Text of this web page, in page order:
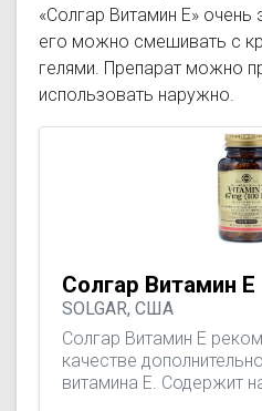
«Солгар Витамин Е» очень
его можно смешивать с
гелями. Препарат можно
использовать наружно.
Солгар Витамин Е
SOLGAR, США
Солгар Витамин Е
качестве
витамина Е. Содержит